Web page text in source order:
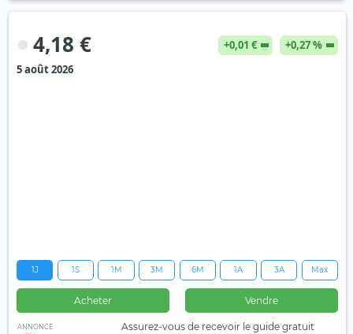
4,18 € +0,01 €
+0,27 %
5 août 2026
1J 1S 1M 3M 6M 1A 3A Max
Acheter Vendre
ANNONCE
Assurez-vous de recevoir le guide gratuit